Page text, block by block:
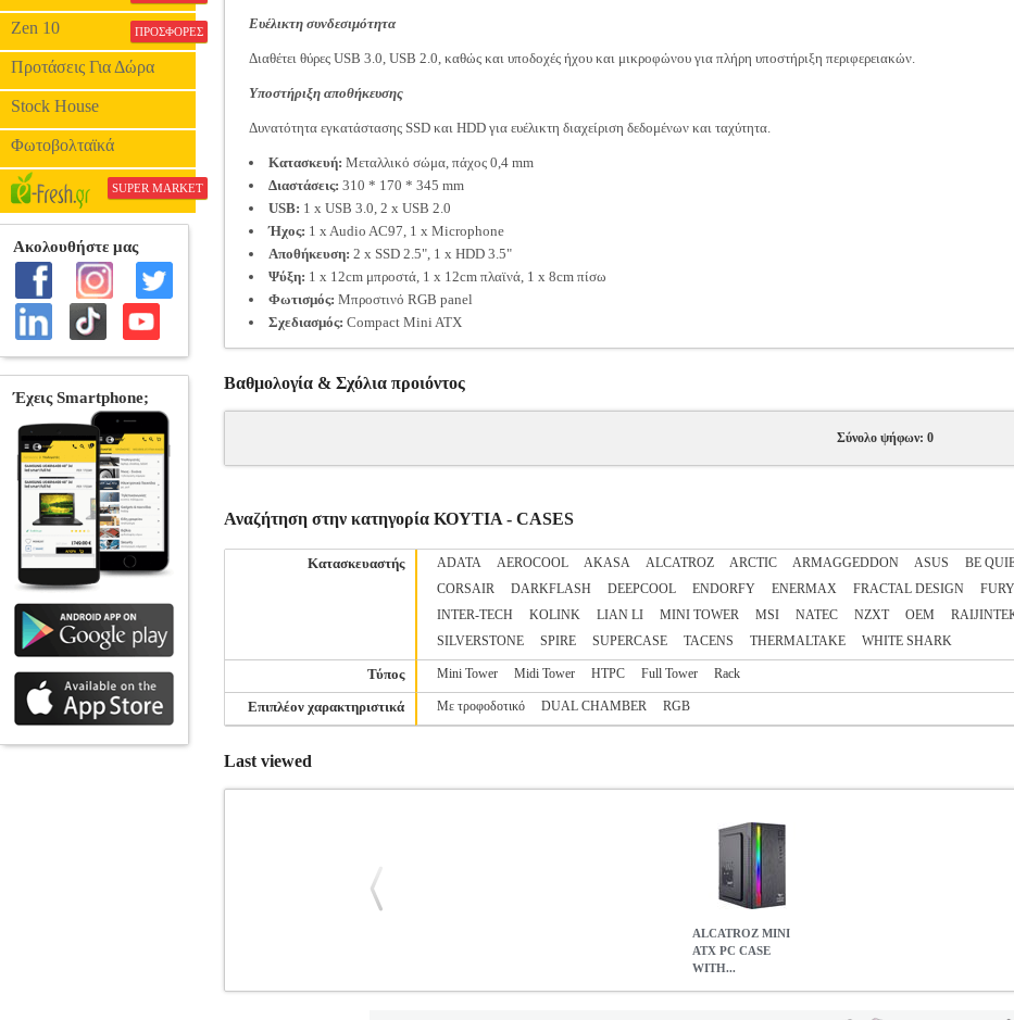
Zen 10 ΠΡΟΣΦΟΡΕΣ
Προτάσεις Για Δώρα
Stock House
Φωτοβολταϊκά
SUPER MARKET
Ευέλικτη συνδεσιμότητα
Διαθέτει θύρες USB 3.0, USB 2.0, καθώς και υποδοχές ήχου και μικροφώνου για πλήρη υποστήριξη περιφερειακών.
Υποστήριξη αποθήκευσης
Δυνατότητα εγκατάστασης SSD και HDD για ευέλικτη διαχείριση δεδομένων και ταχύτητα.
Κατασκευή: Μεταλλικό σώμα, πάχος 0,4 mm
Διαστάσεις: 310 * 170 * 345 mm
USB: 1 x USB 3.0, 2 x USB 2.0
Ήχος: 1 x Audio AC97, 1 x Microphone
Αποθήκευση: 2 x SSD 2.5", 1 x HDD 3.5"
Ψύξη: 1 x 12cm μπροστά, 1 x 12cm πλαϊνά, 1 x 8cm πίσω
Φωτισμός: Μπροστινό RGB panel
Σχεδιασμός: Compact Mini ATX
Βαθμολογία & Σχόλια προιόντος
Σύνολο ψήφων: 0
Αναζήτηση στην κατηγορία ΚΟΥΤΙΑ - CASES
Κατασκευαστής ADATA AEROCOOL AKASA ALCATROZ ARCTIC ARMAGGEDDON ASUS BE
CORSAIR
DARKFLASH DEEPCOOL ENDORFY ENERMAX FRACTAL DESIGN FURY
INTER-TECH
KOLINK LIAN LI MINI TOWER MSI NATEC NZXT OEM
SILVERSTONE
SPIRE SUPERCASE TACENS THERMALTAKE WHITE SHARK
Τύπος Mini Tower Midi Tower HTPC Full Tower Rack
Επιπλέον χαρακτηριστικά Με τροφοδοτικό DUAL CHAMBER RGB
Last viewed
ALCATROZ MINI
ATX PC CASE
WITH...